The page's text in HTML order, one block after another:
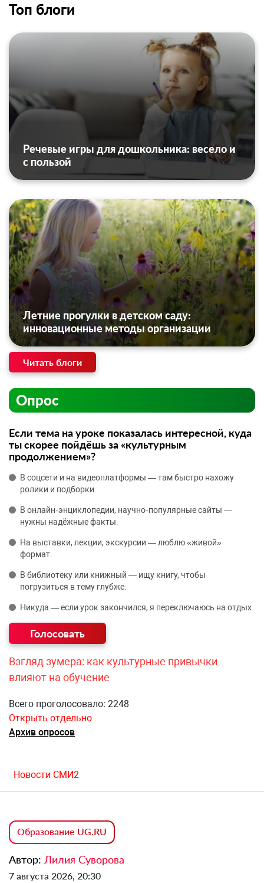
Топ блоги
Речевые игры для дошкольника: весело и
с пользой
Летние прогулки в детском саду:
инновационные методы организации
Читать блоги
Опрос
Если тема на уроке показалась интересной, куда
ты скорее пойдёшь за «культурным
продолжением»?
В соцсети и на видеоплатформы — там быстро нахожу
ролики и подборки.
В онлайн‑энциклопедии, научно‑популярные сайты —
нужны надёжные факты.
На выставки, лекции, экскурсии — люблю «живой»
формат.
В библиотеку или книжный — ищу книгу, чтобы
погрузиться в тему глубже.
Никуда — если урок закончился, я переключаюсь на отдых.
Взгляд зумера: как культурные привычки
влияют на обучение
Всего проголосовало: 2248
Открыть отдельно
Архив опросов
Новости СМИ2
Образование UG.RU
Автор: Лилия Суворова
7 августа 2026, 20:30